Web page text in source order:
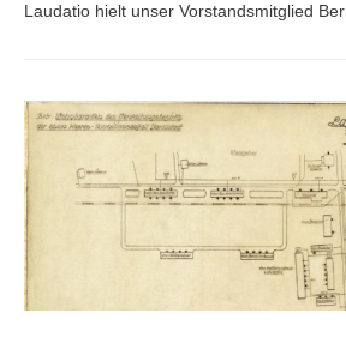
Laudatio hielt unser Vorstandsmitglied